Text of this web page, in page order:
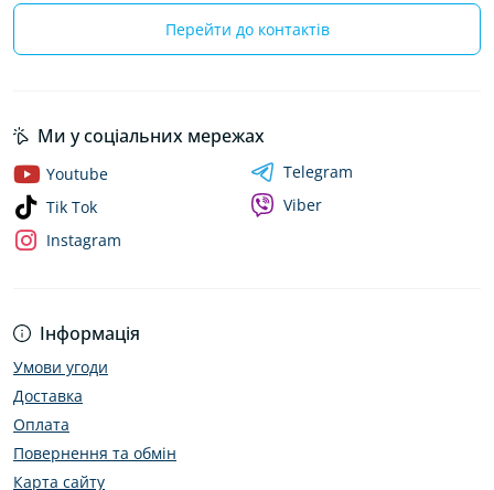
Перейти до контактів
Інформація
Умови угоди
Доставка
Оплата
Повернення та обмін
Карта сайту
Ми у соціальних мережах
Youtube
Tik Tok
Instagram
Telegram
Viber